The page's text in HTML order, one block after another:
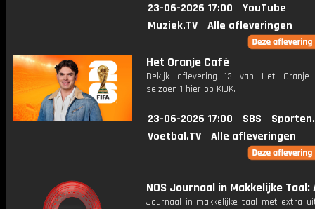
23-06-2026 17:00
YouTube
Muziek.TV
Alle afleveringen
Het Oranje Café
Bekijk aflevering 13 van Het
seizoen 1 hier op KIJK.
23-06-2026 17:00 SBS
Voetbal.TV
Alle afleveringen
NOS Journaal in Makkelijke Taal:
Journaal in makkelijke taal met extra